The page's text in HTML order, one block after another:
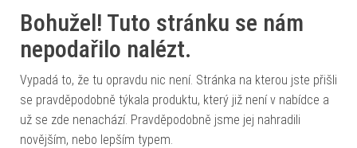
Bohužel! Tuto stránku se nám
nepodařilo nalézt.
Vypadá to, že tu opravdu nic není. Stránka na kterou jste přišli
se pravděpodobně týkala produktu, který již není v nabídce a
už se zde nenachází. Pravděpodobně jsme jej nahradili
novějším, nebo lepším typem.